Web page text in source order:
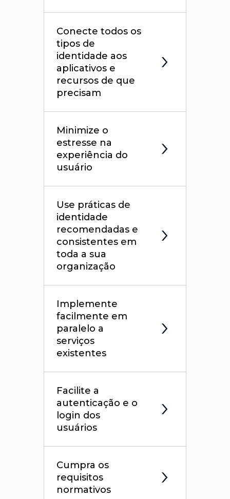
Conecte todos os
tipos de
identidade aos
aplicativos e
recursos de que
precisam
Minimize o
estresse na
experiência do
usuário
Use práticas de
identidade
recomendadas e
consistentes em
toda a sua
organização
Implemente
facilmente em
paralelo a
serviços
existentes
Facilite a
autenticação e o
login dos
usuários
Cumpra os
requisitos
normativos